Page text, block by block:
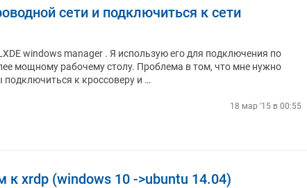
сети и подключиться к сети
windows manager . Я использую его для подключения по
мощному рабочему столу. Проблема в том, что мне нужно
к кроссоверу и …
18 мар '15 в 00:55
xrdp (windows 10 ->ubuntu 14.04)